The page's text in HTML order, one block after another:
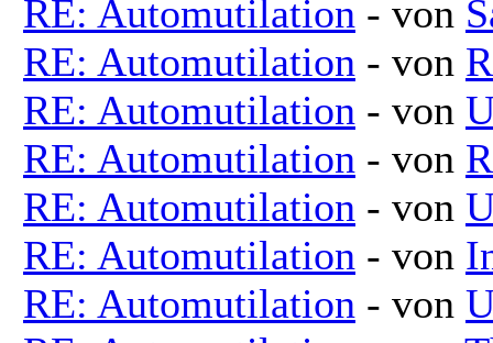
RE: Automutilation - von
RE: Automutilation - von
RE: Automutilation - von
RE: Automutilation - von
RE: Automutilation - von
RE: Automutilation - von
RE: Automutilation - von